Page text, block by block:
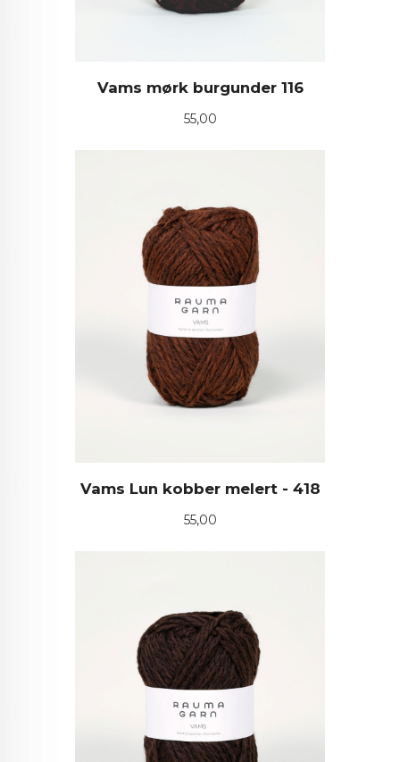
Vams mørk burgunder 116
Pris
55,00
Vams Lun kobber melert - 418
Pris
55,00